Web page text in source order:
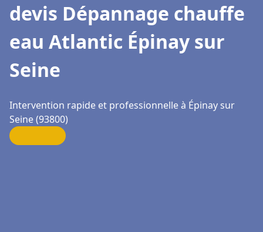
devis Dépannage chauffe
eau Atlantic Épinay sur
Seine
Intervention rapide et professionnelle à Épinay sur
Seine (93800)